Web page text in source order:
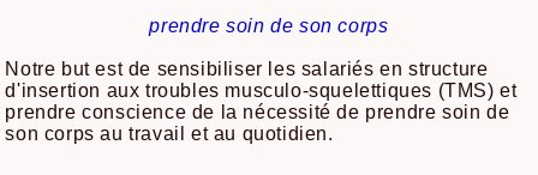
prendre soin de son corps
Notre but est de sensibiliser les salariés en structure
d'insertion aux troubles musculo-squelettiques (TMS) et
prendre conscience de la nécessité de prendre soin de
son corps au travail et au quotidien.